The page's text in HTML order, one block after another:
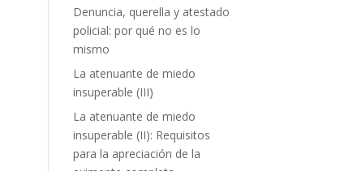
Denuncia, querella y atestado
policial: por qué no es lo
mismo
La atenuante de miedo
insuperable (III)
La atenuante de miedo
insuperable (II): Requisitos
para la apreciación de la